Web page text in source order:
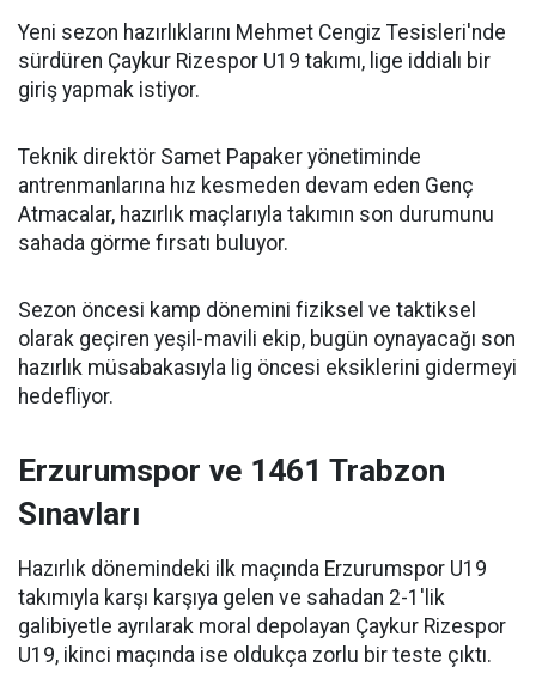
Yeni sezon hazırlıklarını Mehmet Cengiz Tesisleri'nde
sürdüren Çaykur Rizespor U19 takımı, lige iddialı bir
giriş yapmak istiyor.
Teknik direktör Samet Papaker yönetiminde
antrenmanlarına hız kesmeden devam eden Genç
Atmacalar, hazırlık maçlarıyla takımın son durumunu
sahada görme fırsatı buluyor.
Sezon öncesi kamp dönemini fiziksel ve taktiksel
olarak geçiren yeşil-mavili ekip, bugün oynayacağı son
hazırlık müsabakasıyla lig öncesi eksiklerini gidermeyi
hedefliyor.
Erzurumspor ve 1461 Trabzon
Sınavları
Hazırlık dönemindeki ilk maçında Erzurumspor U19
takımıyla karşı karşıya gelen ve sahadan 2-1'lik
galibiyetle ayrılarak moral depolayan Çaykur Rizespor
U19, ikinci maçında ise oldukça zorlu bir teste çıktı.